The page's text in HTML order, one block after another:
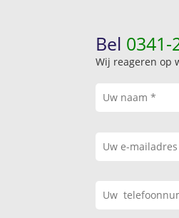
Bel 0341-
Wij reageren op